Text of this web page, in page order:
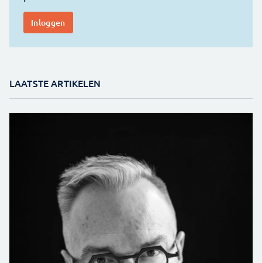
LAATSTE ARTIKELEN